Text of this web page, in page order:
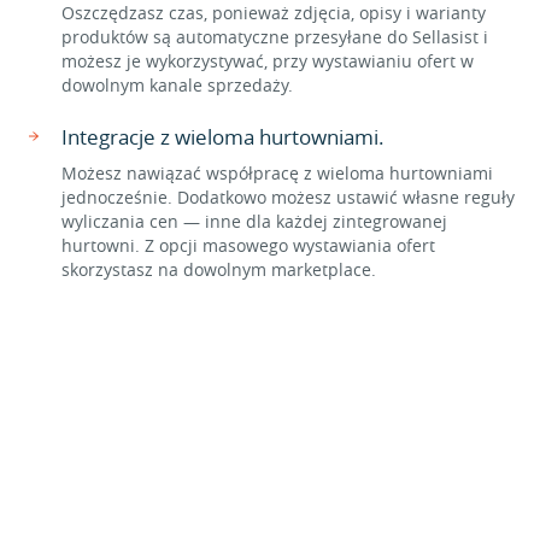
Oszczędzasz czas, ponieważ zdjęcia, opisy i warianty
produktów są automatyczne przesyłane do Sellasist i
możesz je wykorzystywać, przy wystawianiu ofert w
dowolnym kanale sprzedaży.
Integracje z wieloma hurtowniami.
Możesz nawiązać współpracę z wieloma hurtowniami
jednocześnie. Dodatkowo możesz ustawić własne reguły
wyliczania cen — inne dla każdej zintegrowanej
hurtowni. Z opcji masowego wystawiania ofert
skorzystasz na dowolnym marketplace.